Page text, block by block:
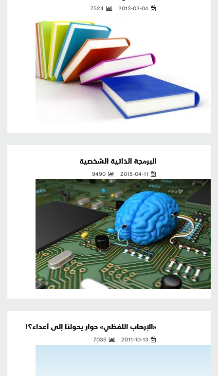
2013-03-04
7524
البرمجة الذاتية الشخصية
2015-04-11
9490
«الإرهاب اللفظي» حوار يحولنا إلى أعداء؟!
2011-10-13
7035